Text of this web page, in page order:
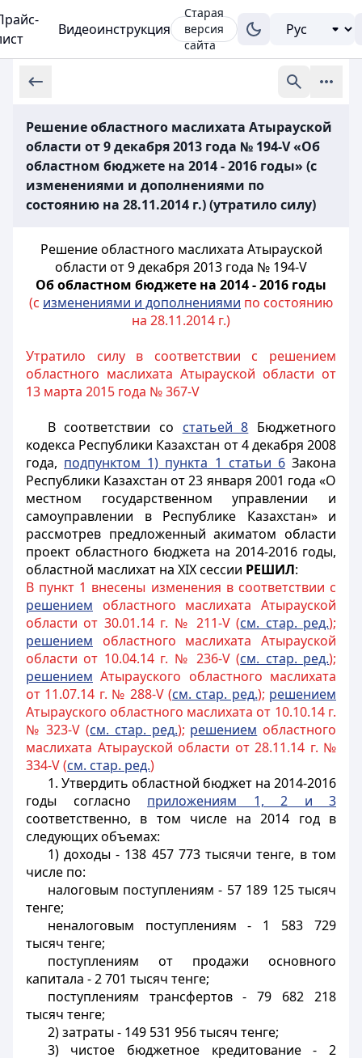
Видеоинструкция
Старая
версия
сайта
Решение областного маслихата Атырауской
области от 9 декабря 2013 года № 194-V «Об
областном бюджете на 2014 - 2016 годы» (с
изменениями и дополнениями по
состоянию на 28.11.2014 г.) (утратило силу)
Решение областного маслихата Атырауской
области от 9 декабря 2013 года № 194-V
Об областном бюджете на 2014 - 2016 годы
(с изменениями и дополнениями по состоянию
на 28.11.2014 г.)
Утратило силу в соответствии с решением
областного маслихата Атырауской области от
13 марта 2015 года № 367-V
В соответствии со статьей 8 Бюджетного
кодекса Республики Казахстан от 4 декабря 2008
года, подпунктом 1) пункта 1 статьи 6Закона
Республики Казахстан от 23 января 2001 года «О
местном государственном управлении и
самоуправлении в Республике Казахстан» и
рассмотрев предложенный акиматом области
проект областного бюджета на 2014-2016 годы,
областной маслихат на XIX сессии РЕШИЛ:
В пункт 1 внесены изменения в соответствии с
решением областного маслихата Атырауской
области от 30.01.14 г. № 211-V (см. стар. ред.);
решением областного маслихата Атырауской
области от 10.04.14 г. № 236-V (см. стар. ред.);
решением Атырауского областного маслихата
от 11.07.14 г. № 288-V (см. стар. ред.); решением
Атырауского областного маслихата от 10.10.14 г.
№ 323-V (см. стар. ред.); решением областного
маслихата Атырауской области от 28.11.14 г. №
334-V (см. стар. ред.)
1. Утвердить областной бюджет на 2014-2016
годы согласно приложениям 1, 2 и 3
соответственно, в том числе на 2014 год в
следующих объемах:
1) доходы - 138 457 773 тысячи тенге, в том
числе по:
налоговым поступлениям - 57 189 125 тысяч
тенге;
неналоговым поступлениям - 1 583 729
тысяч тенге;
поступлениям от продажи основного
капитала - 2 701 тысяч тенге;
поступлениям трансфертов - 79 682 218
тысяч тенге;
2) затраты - 149 531 956 тысяч тенге;
3) чистое бюджетное кредитование - 2